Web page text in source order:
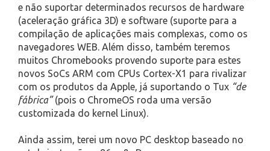
e não suportar determinados recursos de hardware
(aceleração gráfica 3D) e software (suporte para a
compilação de aplicações mais complexas, como os
navegadores WEB. Além disso, também teremos
muitos Chromebooks provendo suporte para estes
novos SoCs ARM com CPUs Cortex-X1 para rivalizar
com os produtos da Apple, já suportando o Tux “de
fábrica”(pois o ChromeOS roda uma versão
customizada do kernel Linux).
Ainda assim, terei um novo PC desktop baseado no